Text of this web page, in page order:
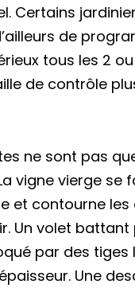
Certains
de
tous les 2
de contrôle
ne sont pas
vigne vierge se
et contourne
Un volet battant
par des tiges
Une